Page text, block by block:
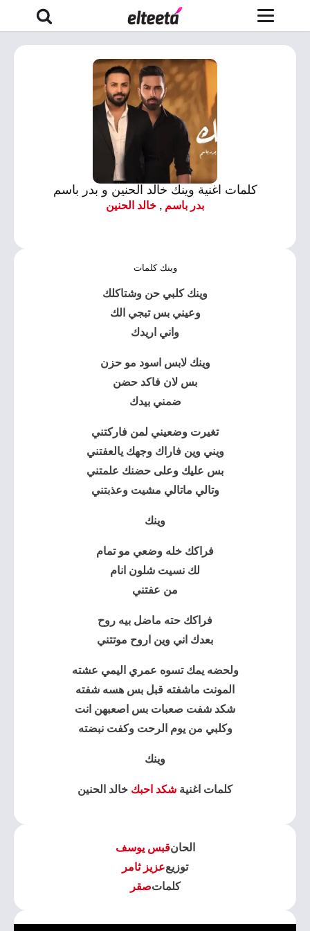
كلمات اغنية وينك خالد الحنين و بدر باسم
بدر باسم , خالد الحنين
وينك كلمات
وينك كلبي حن وشتاكلك
وعيني بس تبجي الك
واني اريدك
وينك لابس اسود مو حزن
بس لان فاكد حضن
ضمني بيدك
تغيرت وضعيني لمن فاركتني
ويني وين فاراك وجهك يالعفتني
بس عليك وعلى حضنك علمتني
وتالي ماتالي مشيت وعذبتني
وينك
فراكك خله وضعي مو تمام
لك نسيت شلون انام
من عفتني
فراكك حته ماضل بيه روح
بعدك اني وين اروح موتتني
ولحضه يمك تسوه عمري اليمي عشته
المونت ماشفته قبل بس هسه شفته
شكد شفت صعبات بس اصعبهن انت
وكلبي من يوم الرحت وكفت نبضته
وينك
كلمات اغنية شكد احبك خالد الحنين
الحانقبس يوسف
توزيععزيز ثامر
كلماتصقر